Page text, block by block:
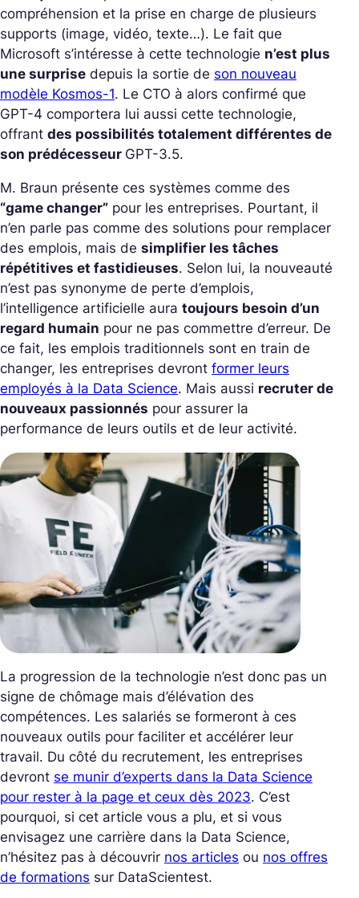
compréhension et la prise en charge de plusieurs
supports (image, vidéo, texte…). Le fait que
Microsoft s’intéresse à cette technologie n’est plus
une surprise depuis la sortie de son nouveau
modèle Kosmos-1. Le CTO à alors confirmé que
GPT-4 comportera lui aussi cette technologie,
offrant des possibilités totalement différentes de
son prédécesseur GPT-3.5.
M. Braun présente ces systèmes comme des
“game changer” pour les entreprises. Pourtant, il
n’en parle pas comme des solutions pour remplacer
des emplois, mais de simplifier les tâches
répétitives et fastidieuses. Selon lui, la nouveauté
n’est pas synonyme de perte d’emplois,
l’intelligence artificielle aura toujours besoin d’un
regard humain pour ne pas commettre d’erreur. De
ce fait, les emplois traditionnels sont en train de
changer, les entreprises devront former leurs
employés à la Data Science. Mais aussi recruter de
nouveaux passionnés pour assurer la
performance de leurs outils et de leur activité.
La progression de la technologie n’est donc pas un
signe de chômage mais d’élévation des
compétences. Les salariés se formeront à ces
nouveaux outils pour faciliter et accélérer leur
travail. Du côté du recrutement, les entreprises
devront se munir d’experts dans la Data Science
pour rester à la page et ceux dès 2023. C’est
pourquoi, si cet article vous a plu, et si vous
envisagez une carrière dans la Data Science,
n’hésitez pas à découvrir nos articles ou nos offres
de formations sur DataScientest.